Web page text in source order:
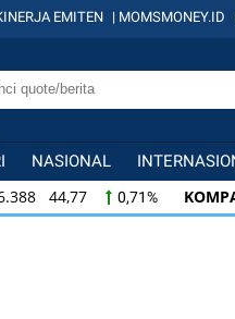
EMITEN | MOMSMONEY.ID
NASIONAL
44,77 0,71%
841 8,62 1,04%